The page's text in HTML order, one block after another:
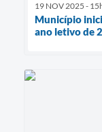
19 NOV 2025 -
Município
ano letivo de